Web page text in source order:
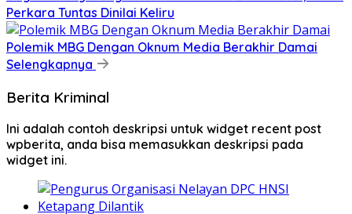
Perkara Tuntas Dinilai Keliru
Polemik MBG Dengan Oknum Media Berakhir Damai
Selengkapnya
Berita Kriminal
Ini adalah contoh deskripsi untuk widget recent post
wpberita, anda bisa memasukkan deskripsi pada
widget ini.